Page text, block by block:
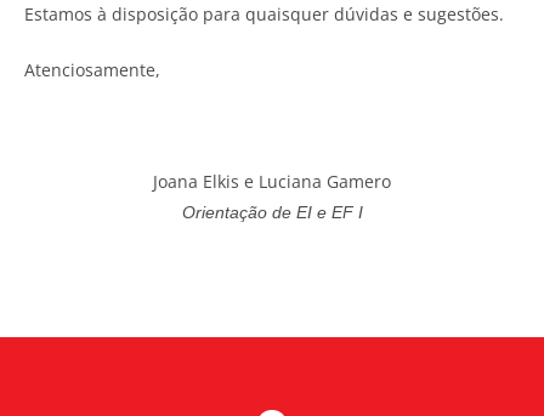
Estamos à disposição para quaisquer dúvidas e sugestões.
Atenciosamente,
Joana Elkis e Luciana Gamero
Orientação de EI e EF I